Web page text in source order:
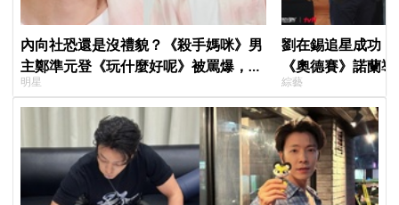
內向社恐還是沒禮貌？《殺手媽咪》男
主鄭準元登《玩什麼好呢》被罵爆，劉
在錫、孔曉振狂救場也帶不動
明星
劉在錫追星成功
《奧德賽》諾蘭
比YA幸福笑容藏
綜藝